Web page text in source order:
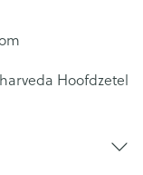
Hoofdzetel